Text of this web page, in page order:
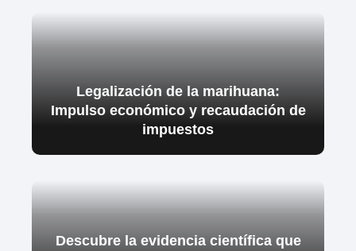
Legalización de la marihuana:
Impulso económico y recaudación de
impuestos
Descubre la evidencia científica que